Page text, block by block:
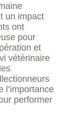
un impact
ont
pour
et
vétérinaire
l’importance
performer